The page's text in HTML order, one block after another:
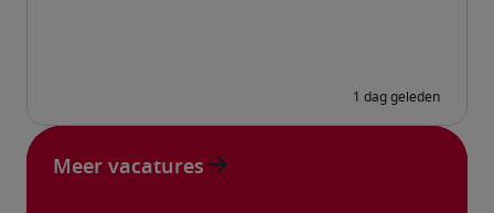
Meer vacatures